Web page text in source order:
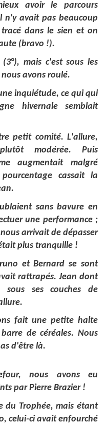
avoir le parcours
n'y avait pas beaucoup
dans le sien et on
(bravo !).
mais c'est sous les
avons roulé.
inquiétude, ce qui qui
hivernale semblait
petit comité. L'allure,
modérée. Puis
augmentait malgré
cassait la
sans bavure en
une performance ;
arrivait de dépasser
plus tranquille !
et Bernard se sont
rattrapés. Jean dont
ses couches de
fait une petite halte
de céréales. Nous
d'être là.
nous avons eu
par Pierre Brazier !
du Trophée, mais étant
celui-ci avait enfourché